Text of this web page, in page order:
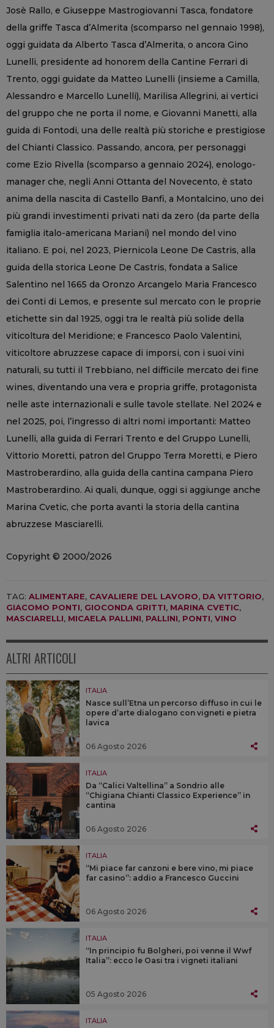
Josè Rallo, e Giuseppe Mastrogiovanni Tasca, fondatore
della griffe Tasca d’Almerita (scomparso nel gennaio 1998),
oggi guidata da Alberto Tasca d’Almerita, o ancora Gino
Lunelli, presidente ad honorem della Cantine Ferrari di
Trento, oggi guidate da Matteo Lunelli (insieme a Camilla,
Alessandro e Marcello Lunelli), Marilisa Allegrini, ai vertici
del gruppo che ne porta il nome, e Giovanni Manetti, alla
guida di Fontodi, una delle realtà più storiche e prestigiose
del Chianti Classico. Passando, ancora, per personaggi
come Ezio Rivella (scomparso a gennaio 2024), enologo-
manager che, negli Anni Ottanta del Novecento, è stato
anima della nascita di Castello Banfi, a Montalcino, uno dei
più grandi investimenti privati nati da zero (da parte della
famiglia italo-americana Mariani) nel mondo del vino
italiano. E poi, nel 2023, Piernicola Leone De Castris, alla
guida della storica Leone De Castris, fondata a Salice
Salentino nel 1665 da Oronzo Arcangelo Maria Francesco
dei Conti di Lemos, e presente sul mercato con le proprie
etichette sin dal 1925, oggi tra le realtà più solide della
viticoltura del Meridione; e Francesco Paolo Valentini,
viticoltore abruzzese capace di imporsi, con i suoi vini
naturali, su tutti il Trebbiano, nel difficile mercato dei fine
wines, diventando una vera e propria griffe, protagonista
nelle aste internazionali e sulle tavole stellate. Nel 2024 e
nel 2025, poi, l’ingresso di altri nomi importanti: Matteo
Lunelli, alla guida di Ferrari Trento e del Gruppo Lunelli,
Vittorio Moretti, patron del Gruppo Terra Moretti, e Piero
Mastroberardino, alla guida della cantina campana Piero
Mastroberardino. Ai quali, dunque, oggi si aggiunge anche
Marina Cvetic, che porta avanti la storia della cantina
abruzzese Masciarelli.
Copyright © 2000/2026
TAG: ALIMENTARE, CAVALIERE DEL LAVORO, DA VITTORIO,
GIACOMO PONTI, GIOCONDA GRITTI, MARINA CVETIC,
MASCIARELLI, MICAELA PALLINI, PALLINI, PONTI, VINO
ALTRI ARTICOLI
ITALIA
Nasce sull’Etna un percorso diffuso in cui le
opere d’arte dialogano con vigneti e pietra
lavica
06 Agosto 2026
ITALIA
Da “Calici Valtellina” a Sondrio alle
“Chigiana Chianti Classico Experience” in
cantina
06 Agosto 2026
ITALIA
“Mi piace far canzoni e bere vino, mi piace
far casino”: addio a Francesco Guccini
06 Agosto 2026
ITALIA
“In principio fu Bolgheri, poi venne il Wwf
Italia”: ecco le Oasi tra i vigneti italiani
05 Agosto 2026
ITALIA